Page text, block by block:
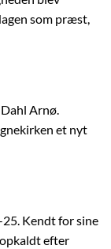
som præst,
Arnø.
et nyt
Kendt for sine
efter